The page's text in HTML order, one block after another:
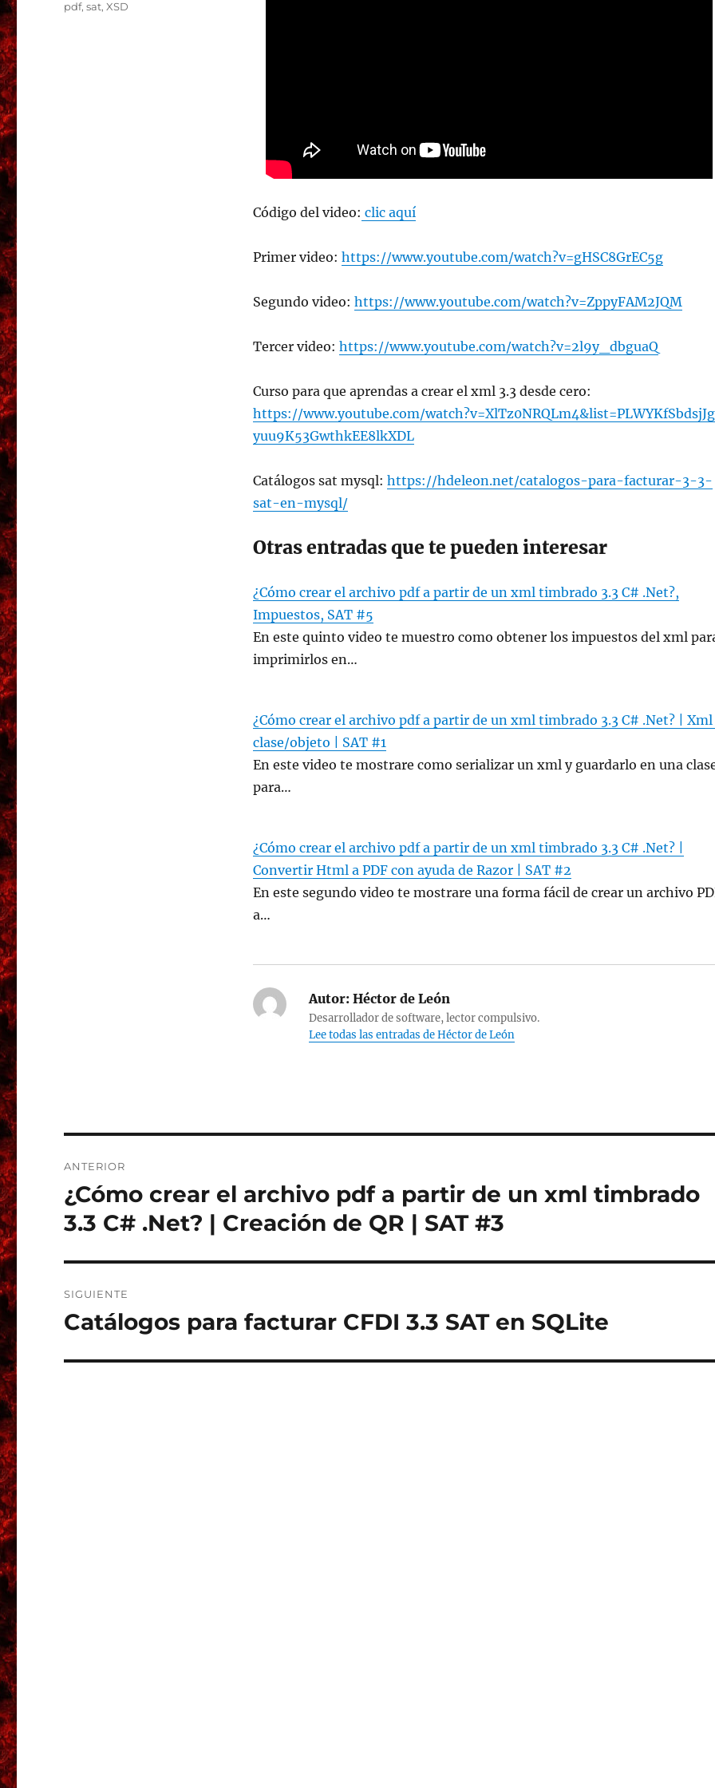
Código del video: clic aquí
Primer video: https://www.youtube.com/watch?v=gHSC8GrEC5g
Segundo video: https://www.youtube.com/watch?v=ZppyFAM2JQM
Tercer video: https://www.youtube.com/watch?v=2l9y_dbguaQ
Curso para que aprendas a crear el xml 3.3 desde cero:
https://www.youtube.com/
yuu9K53GwthkEE8lkXDL
Catálogos sat mysql: https://hdeleon.net/catalogos-para-facturar-3-3-
sat-en-mysql/
Otras entradas que te pueden interesar
¿Cómo crear el archivo pdf a partir de un xml timbrado 3.3 C# .Net?,
Impuestos, SAT #5
En este quinto video te muestro como obtener los impuestos del xml
imprimirlos en…
¿Cómo crear el archivo pdf a partir de un xml timbrado 3.3 C# .Net? | Xml
clase/objeto | SAT #1
En este video te mostrare como serializar un xml y guardarlo en una
para…
¿Cómo crear el archivo pdf a partir de un xml timbrado 3.3 C# .Net? |
Convertir Html a PDF con ayuda de Razor | SAT #2
En este segundo video te mostrare una forma fácil de crear un archivo
a…
Autor:Héctor de León
Desarrollador de software, lector compulsivo.
Lee todas las entradas de Héctor de León
pdf,sat,XSD
de
entradas
ANTERIOR
Entrada
anterior:
¿Cómo crear el archivo pdf a partir de un xml timbrado
3.3 C# .Net? | Creación de QR | SAT #3
SIGUIENTE
Entrada
Catálogos para facturar CFDI 3.3 SAT en SQLite